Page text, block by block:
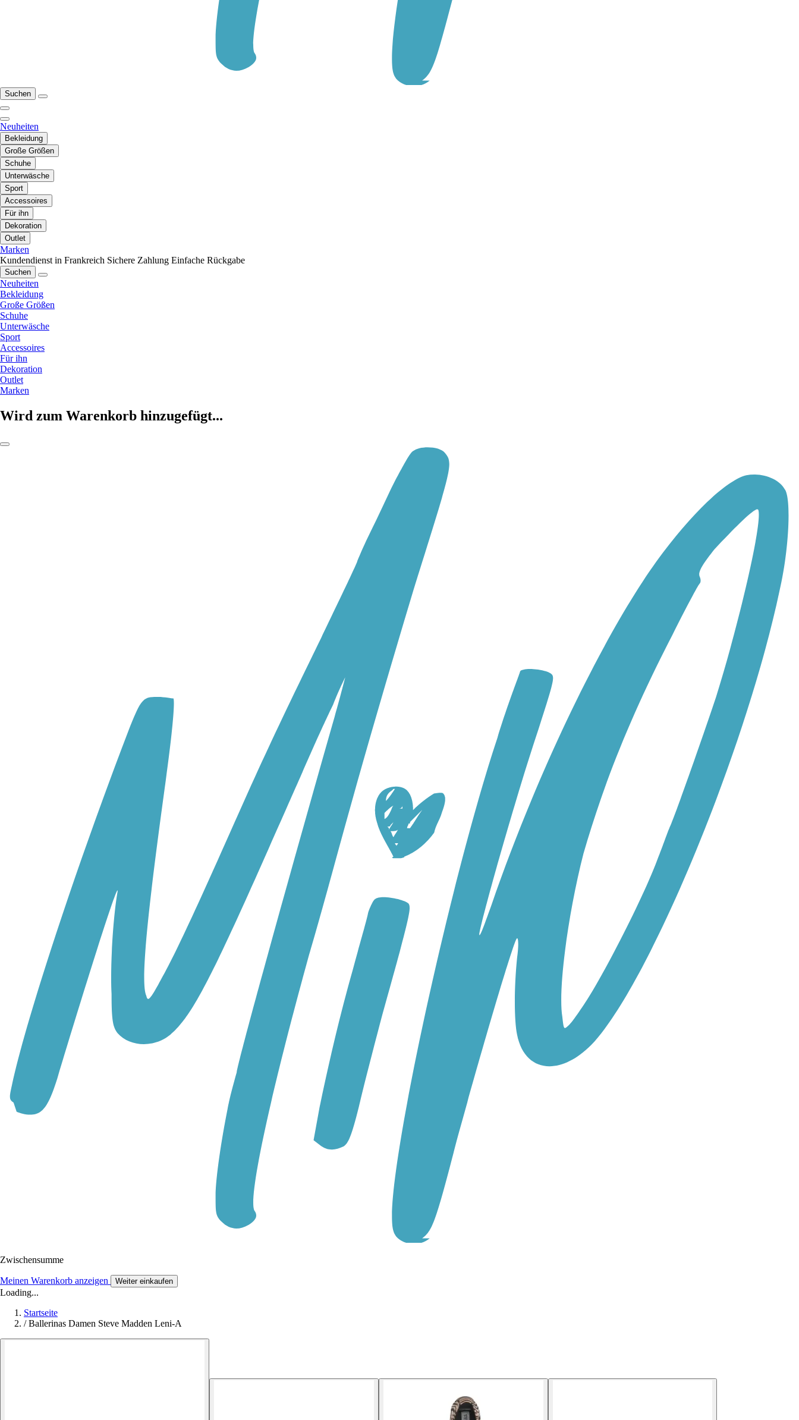
Suchen
Neuheiten
Bekleidung
Große Größen
Schuhe
Unterwäsche
Sport
Accessoires
Für ihn
Dekoration
Outlet
Marken
Kundendienst in Frankreich Sichere Zahlung Einfache Rückgabe
Suchen
Neuheiten
Bekleidung
Große Größen
Schuhe
Unterwäsche
Sport
Accessoires
Für ihn
Dekoration
Outlet
Marken
Wird zum Warenkorb hinzugefügt...
Zwischensumme
Meinen Warenkorb anzeigen Weiter einkaufen
Loading...
Startseite
/ Ballerinas Damen Steve Madden Leni-A